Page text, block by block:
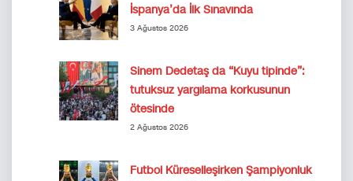
İspanya’da İlk Sınavında
3 Ağustos 2026
Sinem Dedetaş da “Kuyu tipinde”:
tutuksuz yargılama korkusunun
ötesinde
2 Ağustos 2026
Futbol Küreselleşirken Şampiyonluk